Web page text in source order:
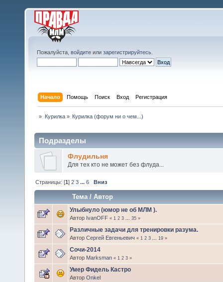
Пожалуйста, войдите или зарегистрируйтесь
Начало Помощь Поиск Вход Регистрация
» Курилка» Курилка (форум ни о чем...)
Подразделы
Флудильня
Для тех кто не может без флуда...
Страницы: [1]2 3 ...6 Вниз
Тема/Автор
Улыбнуло (юмор не об МЛМ ).
Автор IvanOFF « 1 2 3 ... 35 »
Различные задачи для тренировки разума.
Автор Сергей Евгеньевич « 1 2 3 ... 19 »
Сочи-2014
Автор Marksman « 1 2 3 »
Умер Фидель Кастро
Автор Onkel